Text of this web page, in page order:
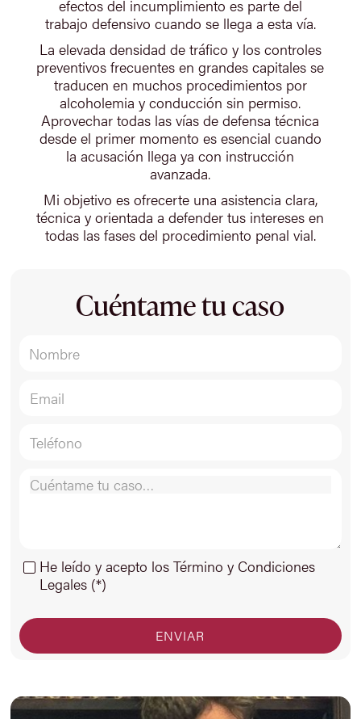
efectos del incumplimiento es parte del
trabajo defensivo cuando se llega a esta vía.
La elevada densidad de tráfico y los controles
preventivos frecuentes en grandes capitales se
traducen en muchos procedimientos por
alcoholemia y conducción sin permiso.
Aprovechar todas las vías de defensa técnica
desde el primer momento es esencial cuando
la acusación llega ya con instrucción
avanzada.
Mi objetivo es ofrecerte una asistencia clara,
técnica y orientada a defender tus intereses en
todas las fases del procedimiento penal vial.
Cuéntame tu caso
He leído y acepto los Término y Condiciones
Legales (*)